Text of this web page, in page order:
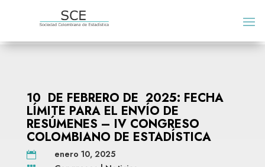
10 DE FEBRERO DE 2025: FECHA
LÍMITE PARA EL ENVÍO DE
RESÚMENES – IV CONGRESO
COLOMBIANO DE ESTADÍSTICA
 enero 10, 2025